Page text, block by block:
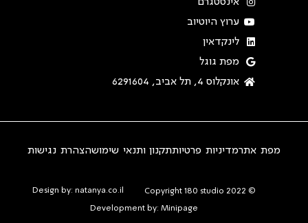
אינסטגרם
ערוץ היוטיוב
לינקדאין
מפת גוגל
אונקלוס 4, תל אביב, 6291604
מפת אתרמדיניות פרטיותתקנון ותנאי שימושהצהרת נגישות
© Copyright 180 studio 2022
Design by: natanya.co.il
Development by: Minipage